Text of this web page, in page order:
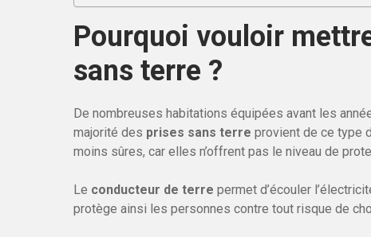
Pourquoi vouloir
sans terre ?
De nombreuses habitations équipées avant les
majorité des prises sans terre provient de ce type
moins sûres, car elles n’offrent pas le niveau de
Le conducteur de terre permet d’écouler
protège ainsi les personnes contre tout risque de